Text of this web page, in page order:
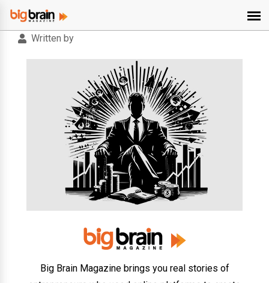
Written by
Big Brain Magazine brings you real stories of